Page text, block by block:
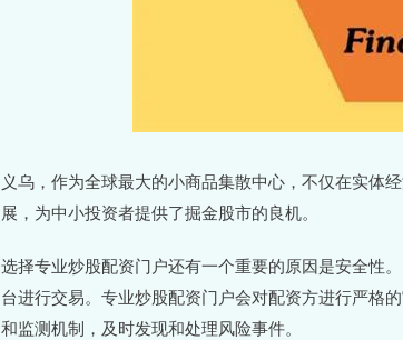
义乌，作为全球最大的小商品集散中心，不仅在实体
展，为中小投资者提供了掘金股市的良机。
选择专业炒股配资门户还有一个重要的原因是安全性
台进行交易。专业炒股配资门户会对配资方进行严格
和监测机制，及时发现和处理风险事件。